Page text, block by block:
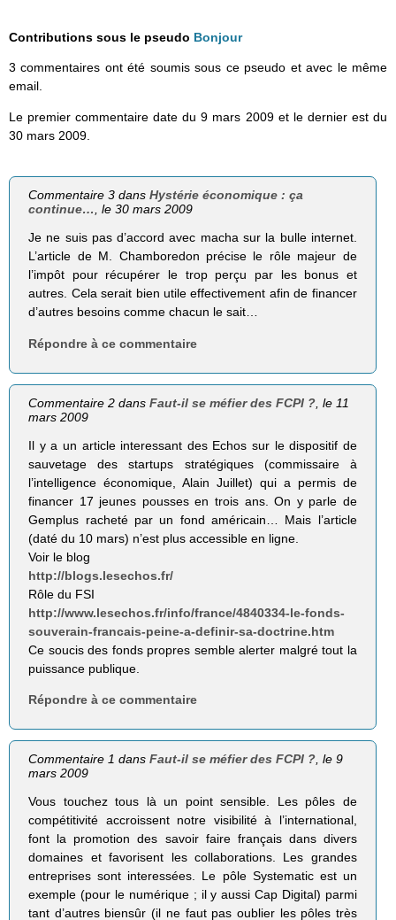
Contributions sous le pseudo Bonjour
3 commentaires ont été soumis sous ce pseudo et avec le même
email.
Le premier commentaire date du 9 mars 2009 et le dernier est du
30 mars 2009.
Commentaire 3 dansHystérie économique : ça
continue…, le 30 mars 2009
Je ne suis pas d’accord avec macha sur la bulle internet.
L’article de M. Chamboredon précise le rôle majeur de
l’impôt pour récupérer le trop perçu par les bonus et
autres. Cela serait bien utile effectivement afin de financer
d’autres besoins comme chacun le sait…
Répondre à ce commentaire
Commentaire 2 dansFaut-il se méfier des FCPI ? , le 11
mars 2009
Il y a un article interessant des Echos sur le dispositif de
sauvetage des startups stratégiques (commissaire à
l’intelligence économique, Alain Juillet) qui a permis de
financer 17 jeunes pousses en trois ans. On y parle de
Gemplus racheté par un fond américain… Mais l’article
(daté du 10 mars) n’est plus accessible en ligne.
Voir le blog
http://blogs.lesechos.fr/
Rôle du FSI
http://www.lesechos.fr/info/france/4840334-le-fonds-
souverain-francais-peine-a-definir-sa-doctrine.htm
Ce soucis des fonds propres semble alerter malgré tout la
puissance publique.
Répondre à ce commentaire
Commentaire 1 dansFaut-il se méfier des FCPI ? , le 9
mars 2009
Vous touchez tous là un point sensible. Les pôles de
compétitivité accroissent notre visibilité à l’international,
font la promotion des savoir faire français dans divers
domaines et favorisent les collaborations. Les grandes
entreprises sont interessées. Le pôle Systematic est un
exemple (pour le numérique ; il y aussi Cap Digital) parmi
tant d’autres biensûr (il ne faut pas oublier les pôles très